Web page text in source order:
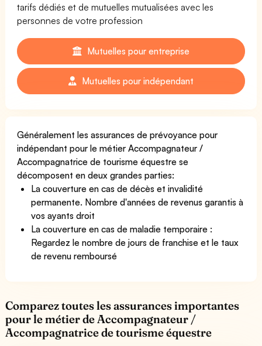
tarifs dédiés et de mutuelles mutualisées avec les
personnes de votre profession
Mutuelles pour entreprise
Mutuelles pour indépendant
Généralement les assurances de prévoyance pour
indépendant pour le métier Accompagnateur /
Accompagnatrice de tourisme équestre se
décomposent en deux grandes parties:
La couverture en cas de décès et invalidité
permanente. Nombre d'années de revenus garantis à
vos ayants droit
La couverture en cas de maladie temporaire :
Regardez le nombre de jours de franchise et le taux
de revenu remboursé
Comparez toutes les assurances importantes
pour le métier de Accompagnateur /
Accompagnatrice de tourisme équestre